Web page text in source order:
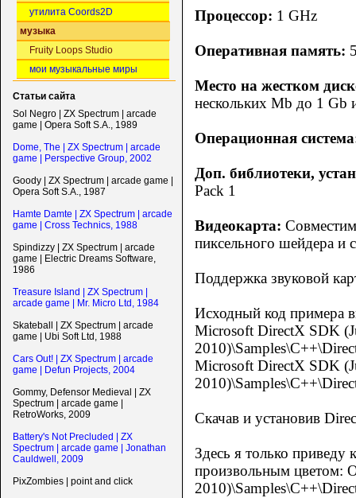
утилита Coords2D
музыка
Fruity Loops Studio
мои музыкальные миры
Статьи сайта
Sol Negro | ZX Spectrum | arcade
game | Opera Soft S.A., 1989
Dome, The | ZX Spectrum | arcade
game | Perspective Group, 2002
Goody | ZX Spectrum | arcade game |
Opera Soft S.A., 1987
Hamte Damte | ZX Spectrum | arcade
game | Cross Technics, 1988
Spindizzy | ZX Spectrum | arcade
game | Electric Dreams Software,
1986
Treasure Island | ZX Spectrum |
arcade game | Mr. Micro Ltd, 1984
Skateball | ZX Spectrum | arcade
game | Ubi Soft Ltd, 1988
Cars Out! | ZX Spectrum | arcade
game | Defun Projects, 2004
Gommy, Defensor Medieval | ZX
Spectrum | arcade game |
RetroWorks, 2009
Battery's Not Precluded | ZX
Spectrum | arcade game | Jonathan
Cauldwell, 2009
PixZombies | point and click
Процессор: 1 GHz
Оперативная память:
Место на жестком
нескольких Mb до 1 Gb
Операционная
Доп. библиотеки,
Pack 1
Видеокарта:
пиксельного шейдера и
Поддержка звуковой
Исходный код примера
Microsoft DirectX SDK
Microsoft DirectX SDK
Скачав и установив
Здесь я только
произвольным цветом: